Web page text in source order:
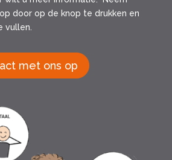
door op de knop te drukken en
vullen.
met ons op